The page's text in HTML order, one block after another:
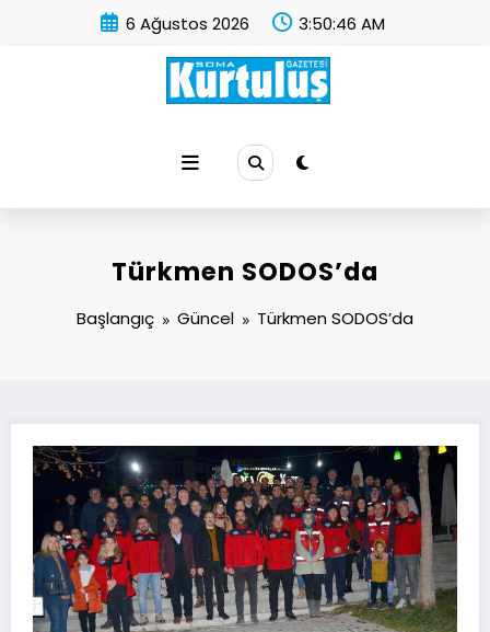
6 Ağustos 2026 3:50:47 AM
Türkmen SODOS’da
Başlangıç Güncel Türkmen SODOS’da